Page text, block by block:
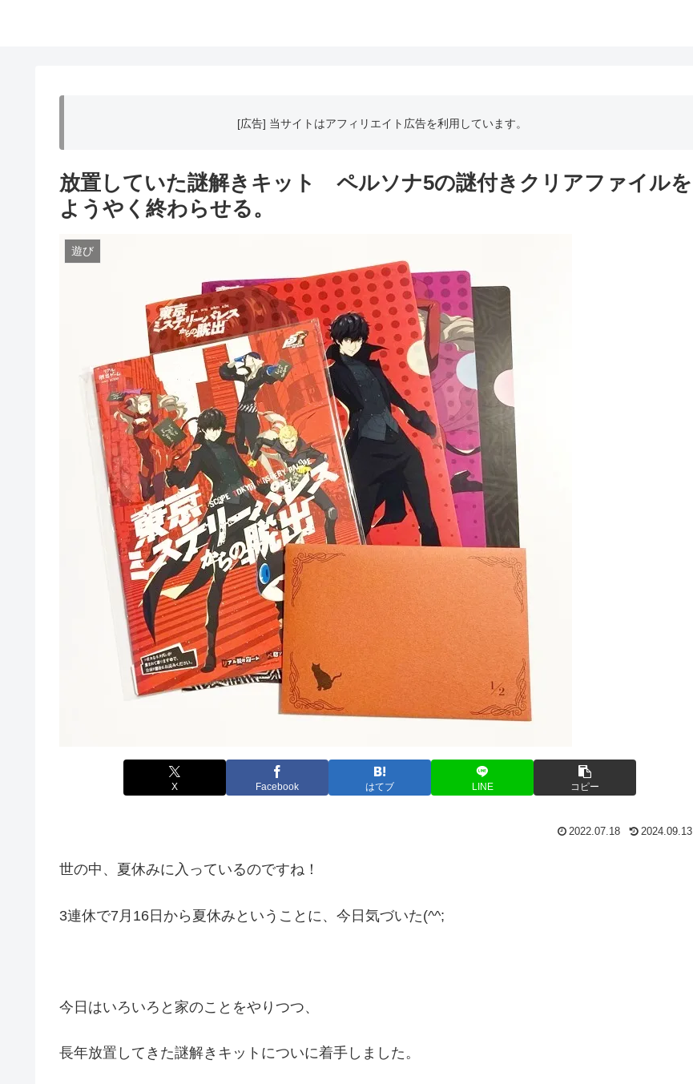
[広告] 当サイトはアフィリエイト広告を利用しています。
放置していた謎解きキット ペルソナ5の謎付きクリアファイルを
ようやく終わらせる。
遊び
X Facebook はてブ LINE コピー
2022.07.18 2024.09.13
世の中、夏休みに入っているのですね！
3連休で7月16日から夏休みということに、今日気づいた(^^;
今日はいろいろと家のことをやりつつ、
長年放置してきた謎解きキットについに着手しました。